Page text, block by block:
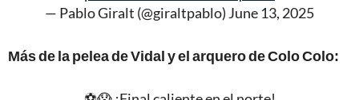
— Pablo Giralt (@giraltpablo) June 13, 2025
Más de la pelea de Vidal y el arquero de Colo Colo: